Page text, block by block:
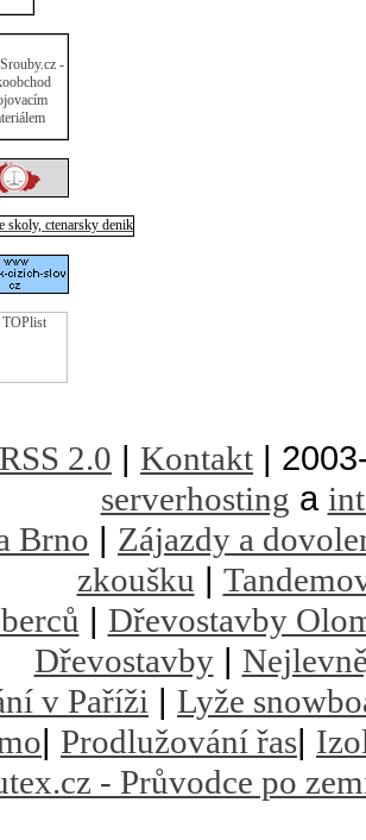
RSS 2.0 | Kontakt |
serverhosting a
Brno | Zájazdy a
zkoušku |
| Dřevostavby
Dřevostavby|
v Paříži | Lyže
| Prodlužování řas|
- Průvodce po